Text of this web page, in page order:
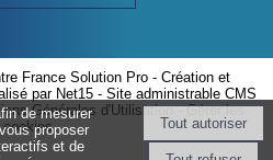
France Solution Pro- Création et
par Net15- Site administrable CMS
Générales d'Utilisation-Gérer les
cookies
de mesurer
proposer
et de